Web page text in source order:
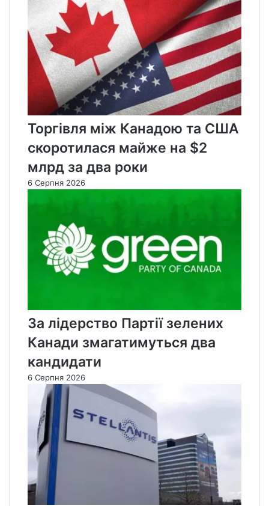
Торгівля між Канадою та США
скоротилася майже на $2
млрд за два роки
6 Серпня 2026
За лідерство Партії зелених
Канади змагатимуться два
кандидати
6 Серпня 2026